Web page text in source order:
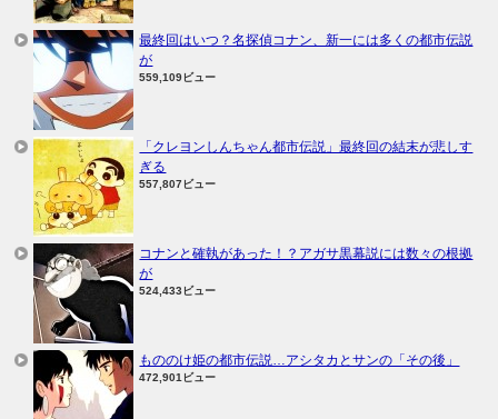
最終回はいつ？名探偵コナン、新一には多くの都市伝説
が
559,109ビュー
「クレヨンしんちゃん都市伝説」最終回の結末が悲しす
ぎる
557,807ビュー
コナンと確執があった！？アガサ黒幕説には数々の根拠
が
524,433ビュー
もののけ姫の都市伝説…アシタカとサンの「その後」
472,901ビュー